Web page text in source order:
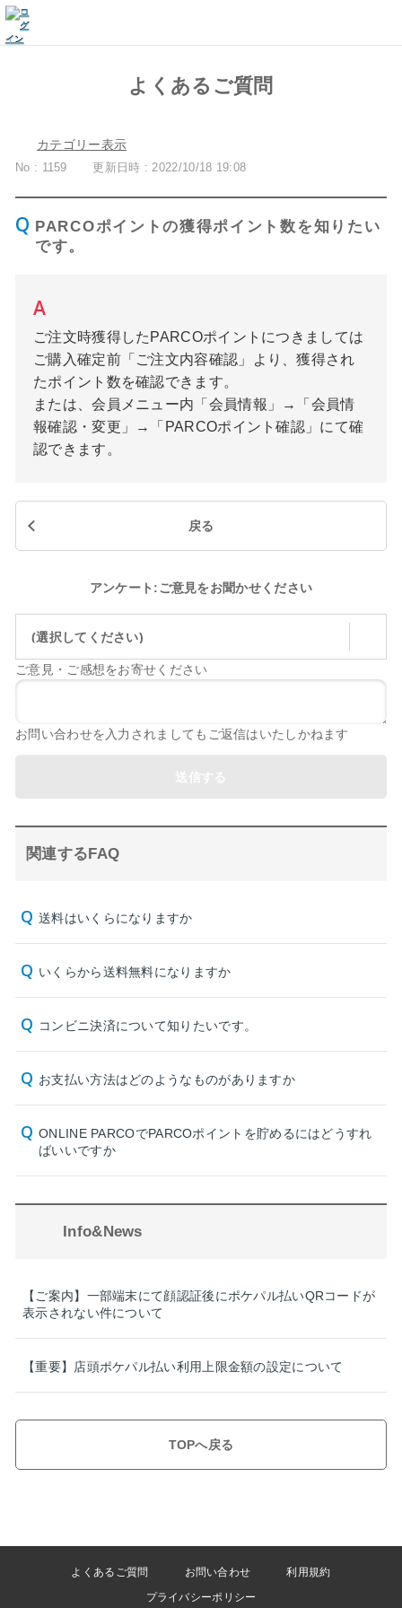
よくあるご質問
カテゴリー表示
No : 1159 更新日時 : 2022/10/18 19:08
PARCOポイントの獲得ポイント数を知りたい
です。
ご注文時獲得したPARCOポイントにつきましては
ご購入確定前「ご注文内容確認」より、獲得され
たポイント数を確認できます。
または、会員メニュー内「会員情報」→「会員情
報確認・変更」→「PARCOポイント確認」にて確
認できます。
戻る
アンケート:ご意見をお聞かせください
(選択してください)
ご意見・ご感想をお寄せください
お問い合わせを入力されましてもご返信はいたしかねます
関連するFAQ
送料はいくらになりますか
いくらから送料無料になりますか
コンビニ決済について知りたいです。
お支払い方法はどのようなものがありますか
ONLINE PARCOでPARCOポイントを貯めるにはどうすれ
ばいいですか
Info&News
【ご案内】一部端末にて顔認証後にポケパル払いQRコードが
表示されない件について
【重要】店頭ポケパル払い利用上限金額の設定について
TOPへ戻る
よくあるご質問 お問い合わせ
利用規約
プライバシーポリシー